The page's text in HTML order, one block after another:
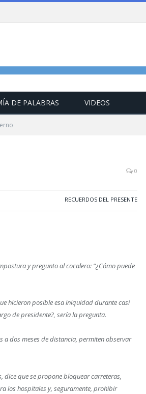
DE PALABRAS VIDEOS
0
RECUERDOS DEL PRESENTE
y pregunto al cocalero: “¿Cómo puede
hicieron posible esa iniquidad durante casi
de presidente?, sería la pregunta.
a dos meses de distancia, permiten observar
que se propone bloquear carreteras,
los hospitales y, seguramente, prohibir